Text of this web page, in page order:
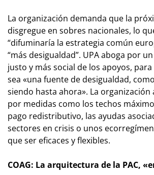
La organización demanda que la
disgregue en sobres nacionales, lo
“difuminaría la estrategia común
“más desigualdad”. UPA aboga por
justo y más social de los apoyos, para
sea «una fuente de desigualdad,
siendo hasta ahora». La organización
por medidas como los techos
pago redistributivo, las ayudas
sectores en crisis o unos
que ser eficaces y flexibles.
COAG: La arquitectura de la PAC,